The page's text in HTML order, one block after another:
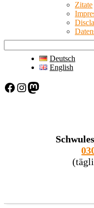
Zitate
Deutsch
English
Facebook Instagram Mastodon